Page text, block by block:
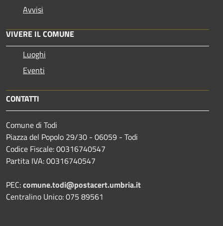
Avvisi
VIVERE IL COMUNE
Luoghi
Eventi
CONTATTI
Comune di Todi
Piazza del Popolo 29/30 - 06059 - Todi
Codice Fiscale: 00316740547
Partita IVA: 00316740547
PEC:comune.todi@postacert.umbria.it
Centralino Unico: 075 89561